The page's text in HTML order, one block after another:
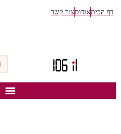
דף הביתאודותצור קשר